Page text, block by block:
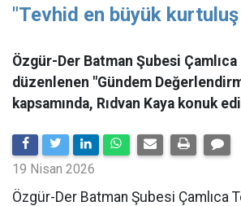
"Tevhid en büyük
Özgür-Der Batman Şubesi
düzenlenen "Gündem
kapsamında, Rıdvan Kaya konuk
19 Nisan 2026
​Özgür-Der Batman Şubesi Çamlıca